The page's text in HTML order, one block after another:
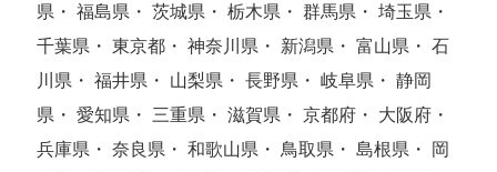
県・ 福島県・ 茨城県・ 栃木県・ 群馬県・ 埼玉県・
千葉県・ 東京都・ 神奈川県・ 新潟県・ 富山県・ 石
川県・ 福井県・ 山梨県・ 長野県・ 岐阜県・ 静岡
県・ 愛知県・ 三重県・ 滋賀県・ 京都府・ 大阪府・
兵庫県・ 奈良県・ 和歌山県・ 鳥取県・ 島根県・ 岡